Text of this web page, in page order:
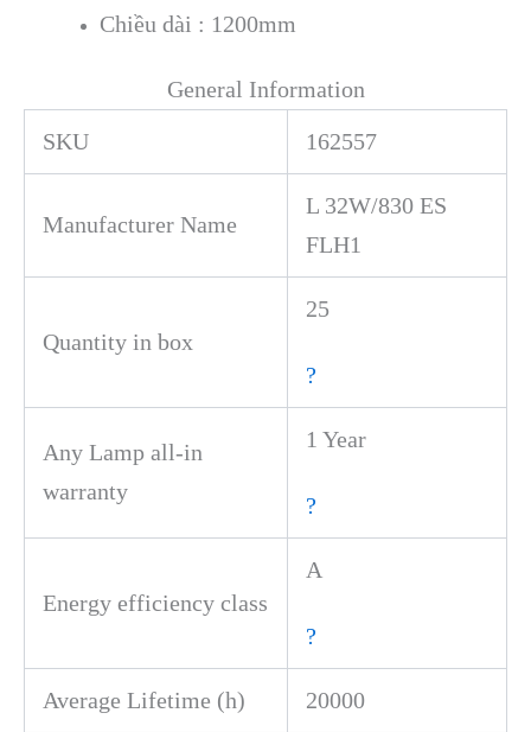
Chiều dài : 1200mm
General Information
SKU
162557
Manufacturer Name
L 32W/830 ES
FLH1
Quantity in box
25
?
Any Lamp all-in
warranty
1 Year
?
Energy efficiency class
A
?
Average Lifetime (h) 20000